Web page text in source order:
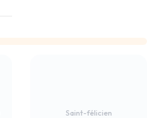
Saint-félicien